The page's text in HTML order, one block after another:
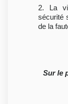
2. La
sécurité
de la
Sur le